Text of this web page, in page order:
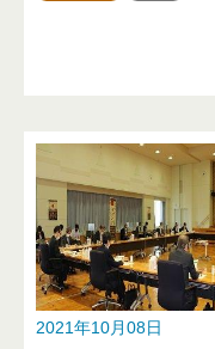
2021年10月08日